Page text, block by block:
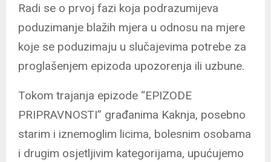
Radi se o prvoj fazi koja podrazumijeva
poduzimanje blažih mjera u odnosu na mjere
koje se poduzimaju u slučajevima potrebe za
proglašenjem epizoda upozorenja ili uzbune.
Tokom trajanja epizode “EPIZODE
PRIPRAVNOSTI” građanima Kaknja, posebno
starim i iznemoglim licima, bolesnim osobama
i drugim osjetljivim kategorijama, upućujemo